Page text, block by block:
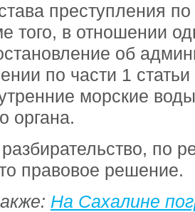
преступления
того, в отношении
об
по части 1
морские
органа.
по
правовое решение.
На Сахалине